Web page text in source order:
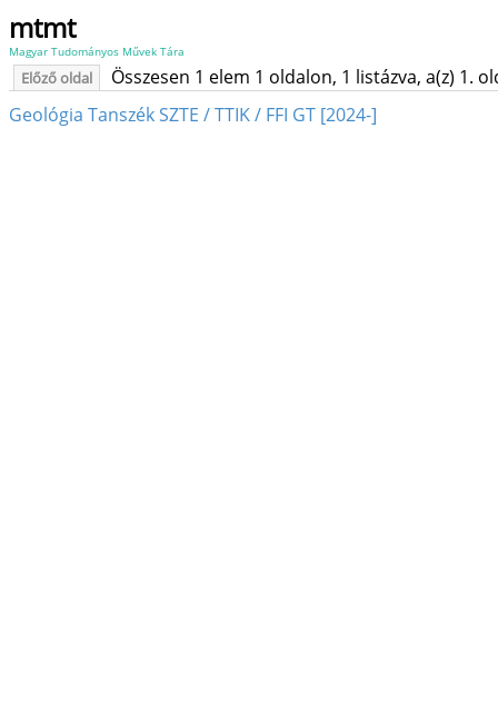
mtmt
Magyar Tudományos Művek Tára
Előző oldal
Összesen 1 elem 1 oldalon, 1 listázva, a(z) 1.
Geológia Tanszék SZTE / TTIK / FFI GT [2024-]